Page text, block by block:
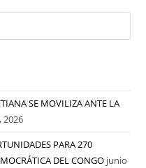
SE MOVILIZA ANTE LA
2026
PARA 270
DEL CONGO junio